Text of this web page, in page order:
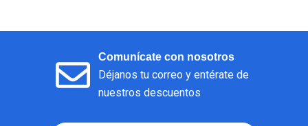
Comunícate con nosotros
Déjanos tu correo y entérate de
nuestros descuentos